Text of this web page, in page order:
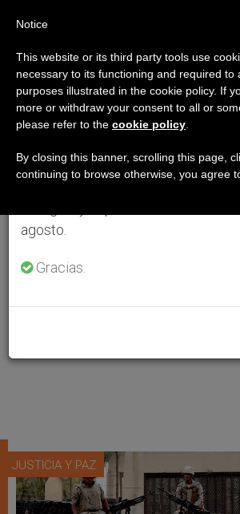
JUSTICIA Y PAZ
Aviso importante
Del 27 de julio al 7 de agosto
anual, aprovechando que en el
se generan menos informaciones y
agosto.
Gracias.
Notice
This website or its third party tools use
necessary to its functioning and required to
purposes illustrated in the cookie policy. If
more or withdraw your consent to all or
please refer to the cookie policy
By closing this banner, scrolling this page,
continuing to browse otherwise, you agree